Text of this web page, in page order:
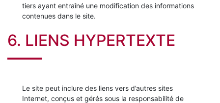
tiers ayant entraîné une modification des informations
contenues dans le site.
6. LIENS HYPERTEXTE
Le site peut inclure des liens vers d’autres sites
Internet, conçus et gérés sous la responsabilité de